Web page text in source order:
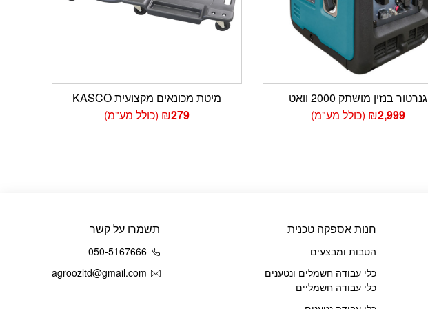
גנרטור בנזין מושתק 2000 וואט
₪2,999 (כולל מע"מ)
מיטת מכונאים מקצועית KASCO
₪279 (כולל מע"מ)
חנות אספקה טכנית
הטבות ומבצעים
כלי עבודה חשמלים ונטענים
כלי עבודה חשמליים
תשמרו על קשר
050-5167666
agroozltd@gmail.com